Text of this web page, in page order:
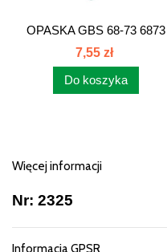
OPASKA GBS 68-73 6873
7,55 zł
Do koszyka
Więcej informacji
Nr: 2325
Informacja GPSR